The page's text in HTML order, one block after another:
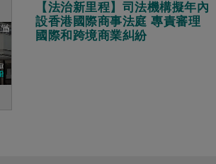
【法治新里程】司法機構擬年內
設香港國際商事法庭 專責審理
國際和跨境商業糾紛